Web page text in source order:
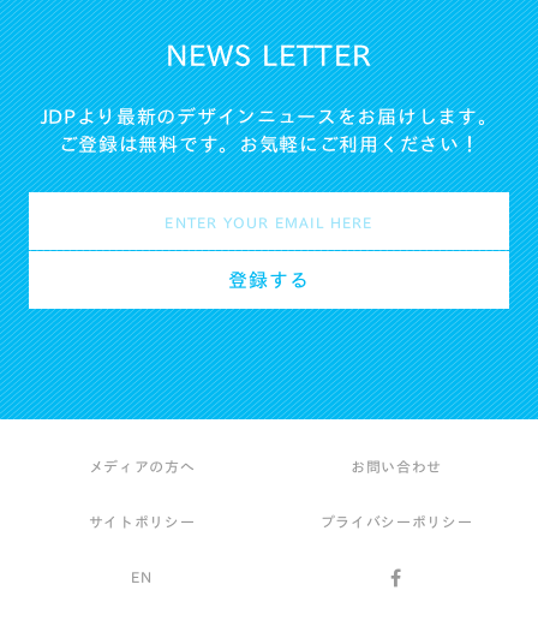
NEWS LETTER
JDPより最新のデザインニュースをお届けします。
ご登録は無料です。お気軽にご利用ください！
メディアの方へ お問い合わせ
サイトポリシー プライバシーポリシー
EN